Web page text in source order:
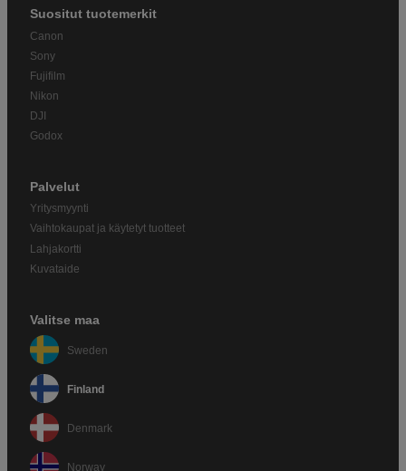
Suositut tuotemerkit
Canon
Sony
Fujifilm
Nikon
DJI
Godox
Palvelut
Yritysmyynti
Vaihtokaupat ja käytetyt tuotteet
Lahjakortti
Kuvataide
Valitse maa
Sweden
Finland
Denmark
Norway